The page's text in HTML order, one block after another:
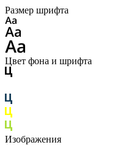
Размер шрифта
Цвет фона и шрифта
Изображения